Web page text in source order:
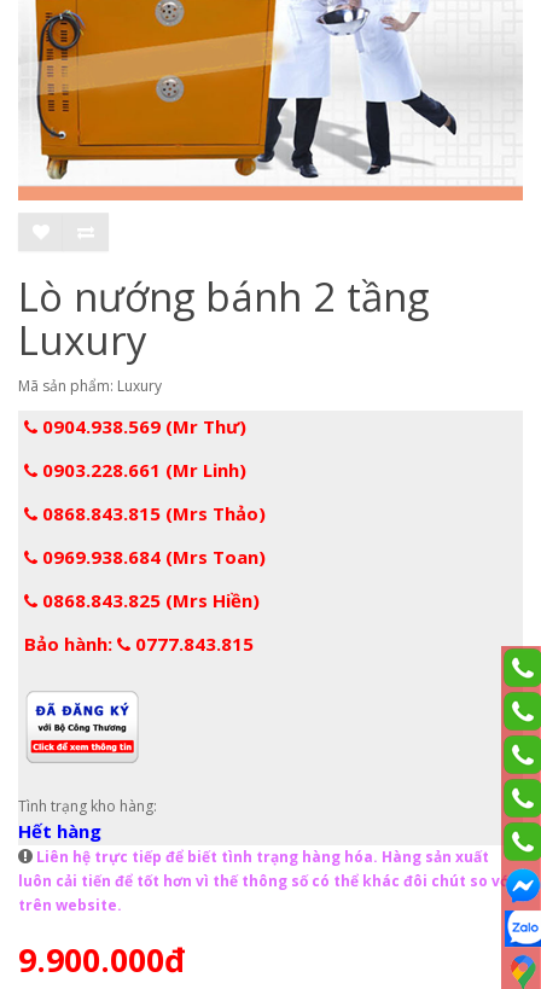
Lò nướng bánh 2 tầng
Luxury
Mã sản phẩm: Luxury
0904.938.569 (Mr Thư)
0903.228.661 (Mr Linh)
0868.843.815 (Mrs Thảo)
0969.938.684 (Mrs Toan)
0868.843.825 (Mrs Hiền)
Bảo hành:
0777.843.815
Tình trạng kho hàng:
Hết hàng
Liên hệ trực tiếp để biết tình trạng hàng hóa. Hàng sản xuất
luôn cải tiến để tốt hơn vì thế thông số có thể khác đôi chút so với
trên website.
9.900.000đ